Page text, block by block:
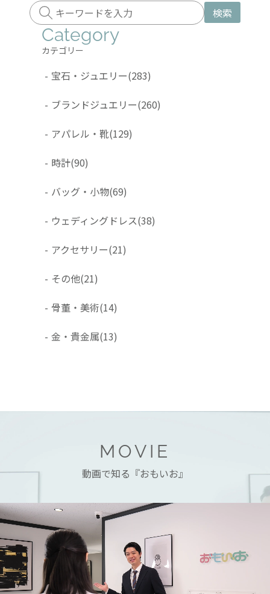
検索
Category
カテゴリー
- 宝石・ジュエリー(283)
- ブランドジュエリー(260)
- アパレル・靴(129)
- 時計(90)
- バッグ・小物(69)
- ウェディングドレス(38)
- アクセサリー(21)
- その他(21)
- 骨董・美術(14)
- 金・貴金属(13)
MOVIE
動画で知る『おもいお』